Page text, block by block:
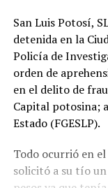
San Luis Potosí,
detenida en la
Policía de
orden de
en el delito de
Capital potosina;
Estado (FGESLP).
Todo ocurrió en
solicitó a su tío